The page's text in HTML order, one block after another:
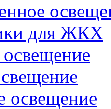
для ЖКХ
освещение